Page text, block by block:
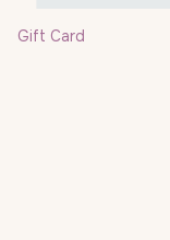
Gift Card